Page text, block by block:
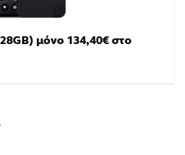
μόνο 134,40€ στο